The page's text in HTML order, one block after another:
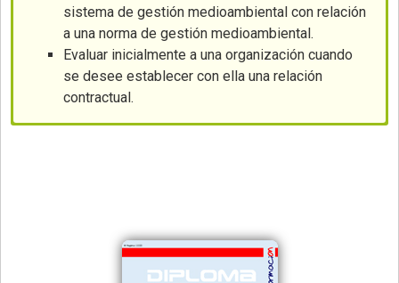
sistema de gestión medioambiental con relación
a una norma de gestión medioambiental.
Evaluar inicialmente a una organización cuando
se desee establecer con ella una relación
contractual.